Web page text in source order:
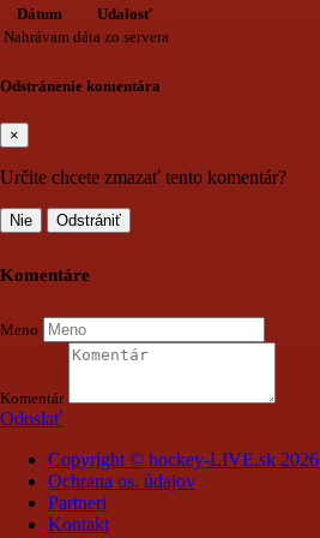
Dátum
Udalosť
Nahrávam dáta zo servera
Odstránenie komentára
×
Určite chcete zmazať tento komentár?
Nie Odstrániť
Komentáre
Meno
Komentár
Odoslať
Copyright © hockey-LIVE.sk 2026
Ochrana os. údajov
Partneri
Kontakt